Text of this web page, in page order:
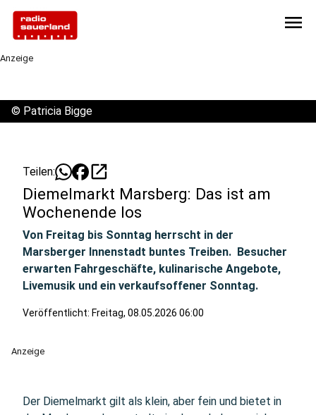
menu
Anzeige
© Patricia Bigge
Teilen: open_in_new
Diemelmarkt Marsberg: Das ist am
Wochenende los
Von Freitag bis Sonntag herrscht in der
Marsberger Innenstadt buntes Treiben. Besucher
erwarten Fahrgeschäfte, kulinarische Angebote,
Livemusik und ein verkaufsoffener Sonntag.
Veröffentlicht: Freitag, 08.05.2026 06:00
Anzeige
Der Diemelmarkt gilt als klein, aber fein und bietet in